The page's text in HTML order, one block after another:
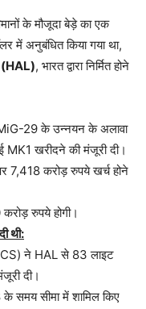
के मौजूदा बेड़े का एक
में अनुबंधित किया गया था,
(HAL), भारत द्वारा निर्मित होने
29 के उन्नयन के अलावा
खरीदने की मंजूरी दी।
करोड़ रुपये खर्च होने
रुपये होगी।
थी:
ने HAL से 83 लाइट
दी।
सीमा में शामिल किए